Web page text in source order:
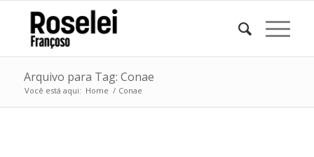
Arquivo para Tag: Conae
Você está aqui: Home / Conae